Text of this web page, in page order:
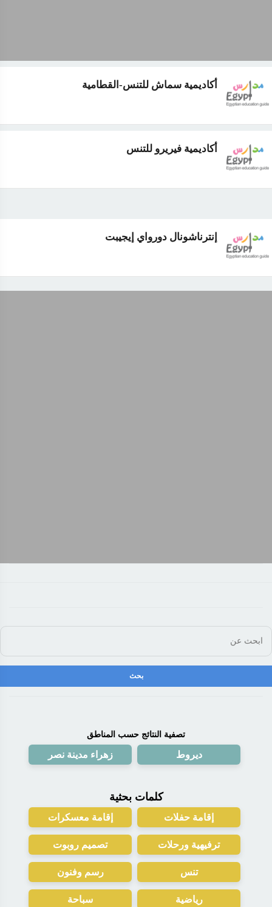
أكاديمية سماش للتنس-القطامية
أكاديمية فيريرو للتنس
إنترناشونال دورواي إيجيبت
تصفية النتائج حسب المناطق
ديروط زهراء مدينة نصر
كلمات بحثية
إقامة حفلات إقامة معسكرات
ترفيهية ورحلات تصميم روبوت
تنس رسم وفنون
رياضية سباحة